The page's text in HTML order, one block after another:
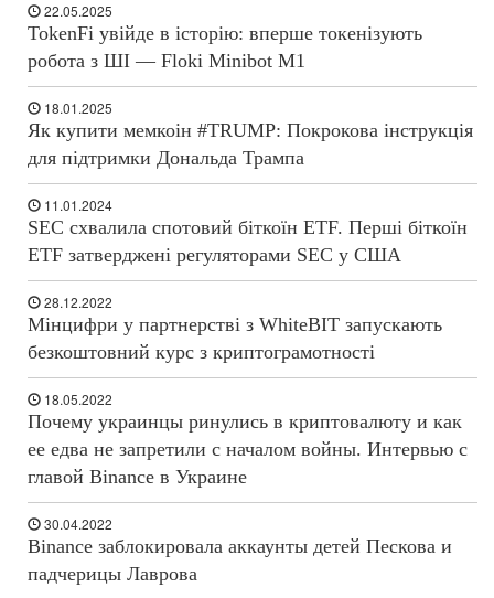
22.05.2025
TokenFi увійде в історію: вперше токенізують
робота з ШІ — Floki Minibot M1
18.01.2025
Як купити мемкоін #TRUMP: Покрокова інструкція
для підтримки Дональда Трампа
11.01.2024
SEC схвалила спотовий біткоїн ETF. Перші біткоїн
ETF затверджені регуляторами SEC у США
28.12.2022
Мінцифри у партнерстві з WhiteBIT запускають
безкоштовний курс з криптограмотності
18.05.2022
Почему украинцы ринулись в криптовалюту и как
ее едва не запретили с началом войны. Интервью с
главой Binance в Украине
30.04.2022
Binance заблокировала аккаунты детей Пескова и
падчерицы Лаврова